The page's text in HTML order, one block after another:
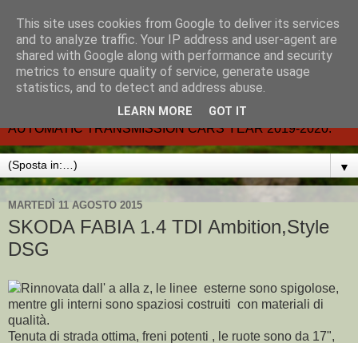
CARMATIC-®-All about
automatic cars.
Dal 2002- email.-marcvent@inwind.it.- NEW BOOK-
AUTOMATIC TRANSMISSION CARS YEAR 2019-2020.
▼
MARTEDÌ 11 AGOSTO 2015
SKODA FABIA 1.4 TDI Ambition,Style
DSG
Rinnovata dall' a alla z, le linee esterne sono spigolose,
mentre gli interni sono spaziosi costruiti con materiali di
qualità.
Tenuta di strada ottima, freni potenti , le ruote sono da 17",
This site uses cookies from Google to deliver its services
and to analyze traffic. Your IP address and user-agent are
shared with Google along with performance and security
metrics to ensure quality of service, generate usage
statistics, and to detect and address abuse.
LEARN MORE GOT IT